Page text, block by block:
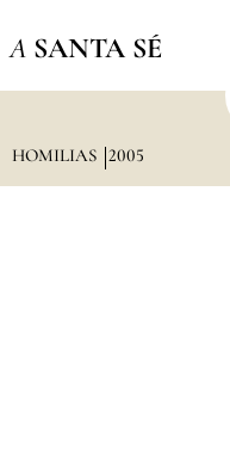
A SANTA SÉ
HOMILIAS 2005